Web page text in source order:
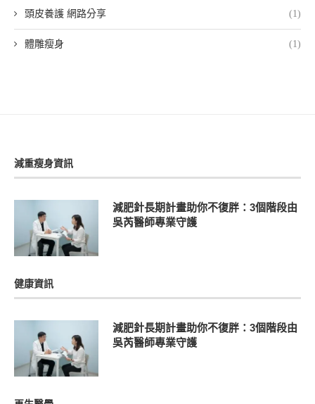
頭皮養護 網路分享 (1)
體雕瘦身 (1)
減重瘦身資訊
減肥針長期計畫助你不復胖：3個階段由
吳芮醫師專業守護
健康資訊
減肥針長期計畫助你不復胖：3個階段由
吳芮醫師專業守護